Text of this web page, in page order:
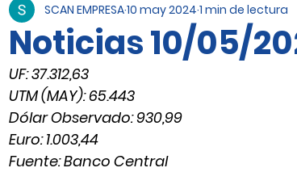
Noticias 10/05/
SCAN EMPRESA10 may 2024 1 min de lectura
UF: 37.312,63
UTM (MAY): 65.443
Dólar Observado: 930,99
Euro: 1.003,44
Fuente: Banco Central